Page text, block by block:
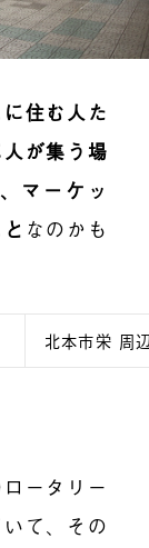
住む人た
が集う場
マーケッ
なのかも
北本市栄 周
ータリー
て、その